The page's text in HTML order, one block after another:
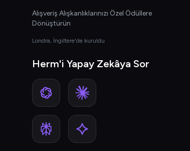
Alışveriş Alışkanlıklarınızı Özel Ödüllere
Dönüştürün
Londra, İngiltere'de kuruldu
Herm'i Yapay Zekâya Sor